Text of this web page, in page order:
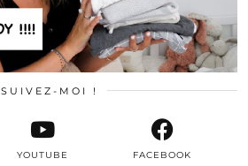
SUIVEZ-MOI !
FACEBOOK
YOUTUBE